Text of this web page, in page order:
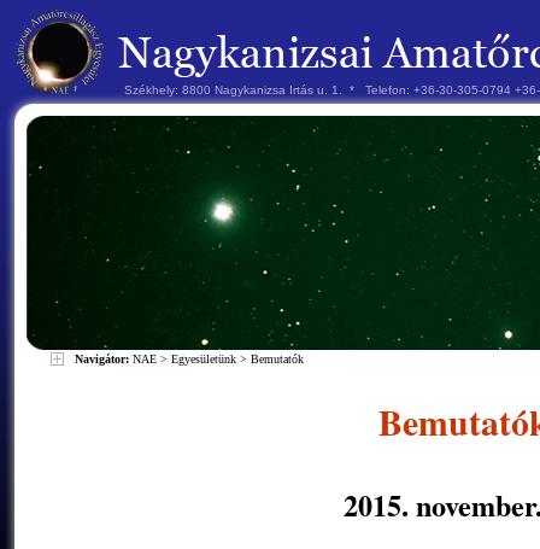
Székhely: 8800 Nagykanizsa Irtás u. 1. * Telefon: +36-30-305-0794
Navigátor: NAE > Egyesületünk > Bemutatók
2015.